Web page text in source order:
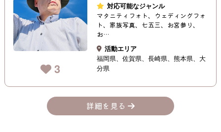
3
対応可能なジャンル
マタニティフォト、ウェディングフォ
ト、家族写真、七五三、お宮参り、
お…
活動エリア
福岡県
佐賀県 長崎県 熊本県
大
分県
詳細を見る